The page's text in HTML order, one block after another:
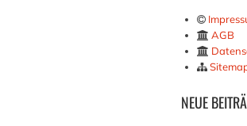
AGB
NEUE